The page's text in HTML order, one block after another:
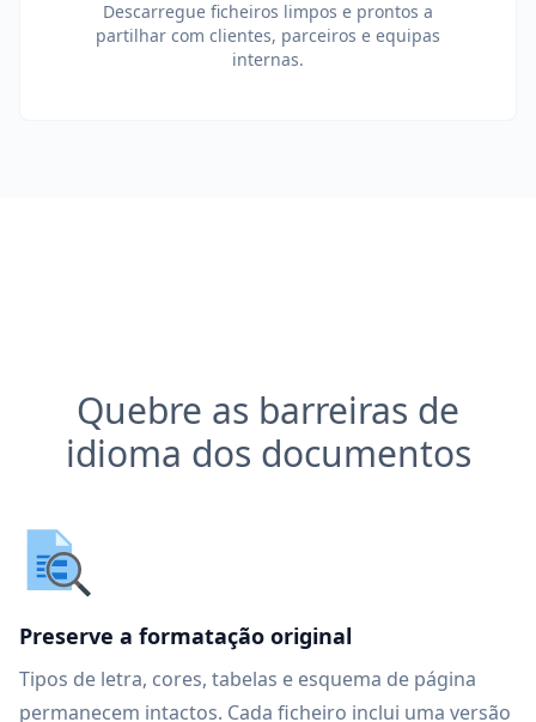
Descarregue ficheiros limpos e prontos a
partilhar com clientes, parceiros e equipas
internas.
Quebre as barreiras de
idioma dos documentos
Preserve a formatação original
Tipos de letra, cores, tabelas e esquema de página
permanecem intactos. Cada ficheiro inclui uma versão